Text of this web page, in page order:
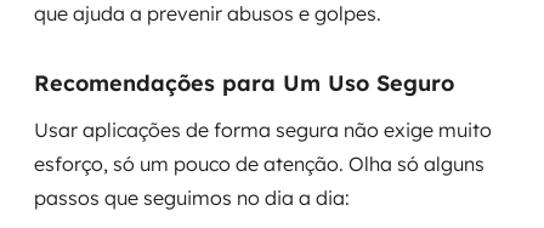
que ajuda a prevenir abusos e golpes.
Recomendações para Um Uso Seguro
Usar aplicações de forma segura não exige muito
esforço, só um pouco de atenção. Olha só alguns
passos que seguimos no dia a dia: